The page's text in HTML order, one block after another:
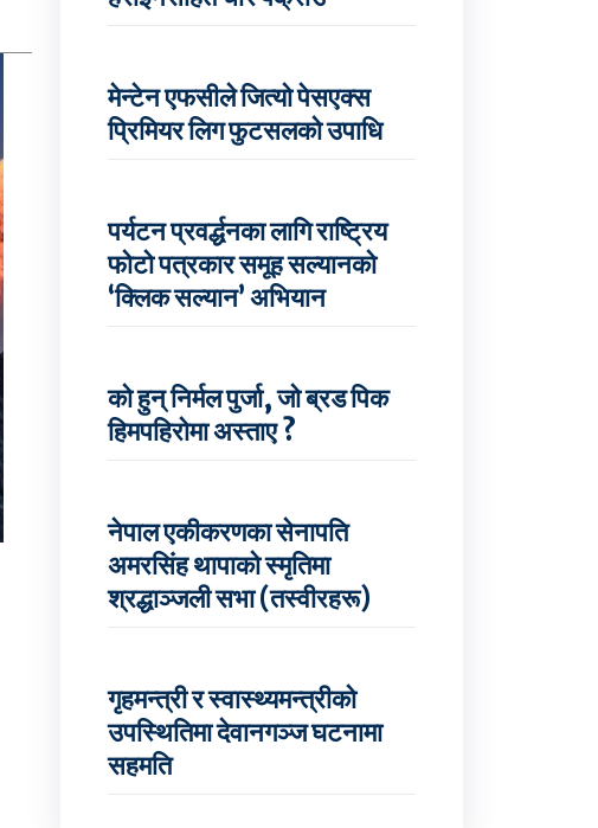
मेन्टेन एफसीले जित्यो पेसएक्स
प्रिमियर लिग फुटसलको उपाधि
पर्यटन प्रवर्द्धनका लागि राष्ट्रिय
फोटो पत्रकार समूह सल्यानको
‘क्लिक सल्यान’ अभियान
को हुन् निर्मल पुर्जा, जो ब्रड पिक
हिमपहिरोमा अस्ताए ?
नेपाल एकीकरणका सेनापति
अमरसिंह थापाको स्मृतिमा
श्रद्धाञ्जली सभा (तस्वीरहरू)
गृहमन्त्री र स्वास्थ्यमन्त्रीको
उपस्थितिमा देवानगञ्ज घटनामा
सहमति